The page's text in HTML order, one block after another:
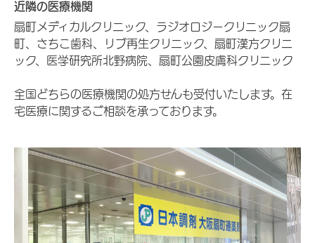
近隣の医療機関
扇町メディカルクリニック、ラジオロジークリニック扇
町、さちこ歯科、リブ再生クリニック、扇町漢方クリニ
ック、医学研究所北野病院、扇町公園皮膚科クリニック
全国どちらの医療機関の処方せんも受付いたします。在
宅医療に関するご相談を承っております。